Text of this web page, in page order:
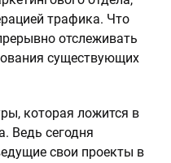
трафика. Что
отслеживать
существующих
которая ложится в
Ведь сегодня
свои проекты в